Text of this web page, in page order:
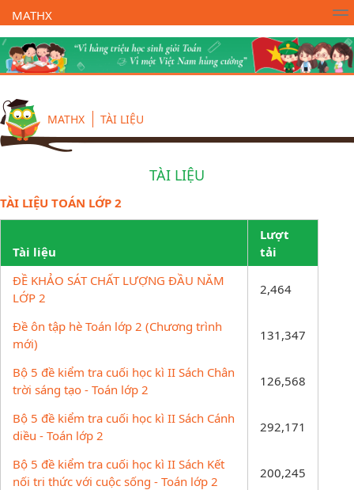
MATHX
Trường Toán Online MATHX Học toán - Lớp 1
MATHX TÀI LIỆU
TÀI LIỆU
TÀI LIỆU TOÁN LỚP 2
Tài liệu
Lượt
tải
ĐỀ KHẢO SÁT CHẤT LƯỢNG ĐẦU NĂM
LỚP 2
2,464
Đề ôn tập hè Toán lớp 2 (Chương trình
mới)
131,347
Bộ 5 đề kiểm tra cuối học kì II Sách Chân
trời sáng tạo - Toán lớp 2
126,568
Bộ 5 đề kiểm tra cuối học kì II Sách Cánh
diều - Toán lớp 2
292,171
Bộ 5 đề kiểm tra cuối học kì II Sách Kết
nối tri thức với cuộc sống - Toán lớp 2
200,245